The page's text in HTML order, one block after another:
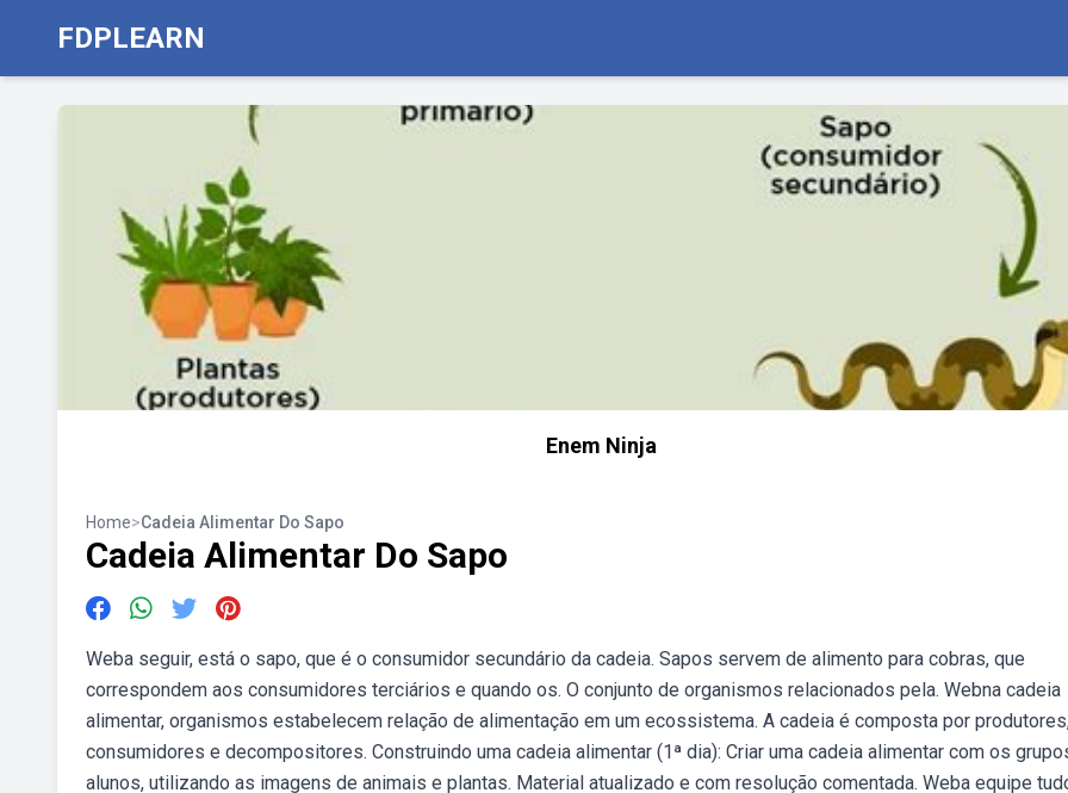
FDPLEARN
Enem Ninja
Home>Cadeia Alimentar Do Sapo
Cadeia Alimentar Do Sapo
Weba seguir, está o sapo, que é o consumidor secundário da cadeia. Sapos servem de alimento para cobras, que
correspondem aos consumidores terciários e quando os. O conjunto de organismos relacionados pela. Webna cadeia
alimentar, organismos estabelecem relação de alimentação em um ecossistema. A cadeia é composta por
consumidores e decompositores. Construindo uma cadeia alimentar (1ª dia): Criar uma cadeia alimentar com os
alunos, utilizando as imagens de animais e plantas. Material atualizado e com resolução comentada. Weba equipe